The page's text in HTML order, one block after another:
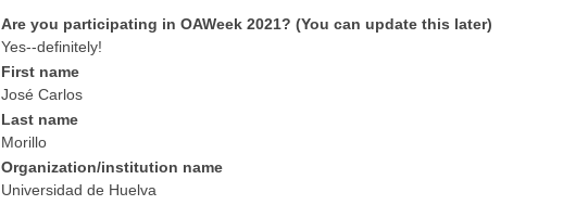
Are you participating in OAWeek 2021? (You can update this later)
Yes--definitely!
First name
José Carlos
Last name
Morillo
Organization/institution name
Universidad de Huelva